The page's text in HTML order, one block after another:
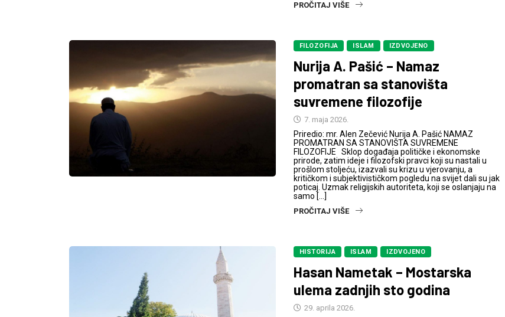
PROČITAJ VIŠE
FILOZOFIJA ISLAM IZDVOJENO
Nurija A. Pašić – Namaz
promatran sa stanovišta
suvremene filozofije
7. maja 2026.
Priredio: mr. Alen Zečević Nurija A. Pašić NAMAZ
PROMATRAN SA STANOVIŠTA SUVREMENE
FILOZOFIJE Sklop događaja političke i ekonomske
prirode, zatim ideje i filozofski pravci koji su nastali u
prošlom stoljeću, izazvali su krizu u vjerovanju, a
kritičkom i subjektivističkom pogledu na svijet dali su jak
poticaj. Uzmak religijskih autoriteta, koji se oslanjaju na
samo […]
PROČITAJ VIŠE
HISTORIJA ISLAM IZDVOJENO
Hasan Nametak – Mostarska
ulema zadnjih sto godina
29. aprila 2026.